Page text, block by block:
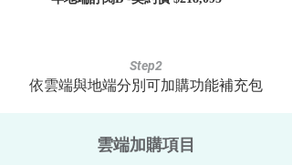
Step2
依雲端與地端分別可加購功能補充包
雲端加購項目